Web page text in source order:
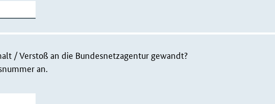
/ Verstoß an die Bundesnetzagentur gewandt?
an.